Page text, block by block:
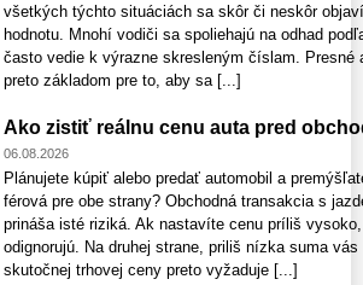
všetkých týchto situáciách sa skôr či neskôr
hodnotu. Mnohí vodiči sa spoliehajú na odhad
často vedie k výrazne skresleným číslam. Presné
preto základom pre to, aby sa [...]
Ako zistiť reálnu cenu auta pred
06.08.2026
Plánujete kúpiť alebo predať automobil a
férová pre obe strany? Obchodná transakcia s
prináša isté riziká. Ak nastavíte cenu príliš
odignorujú. Na druhej strane, priliš nízka suma
skutočnej trhovej ceny preto vyžaduje [...]